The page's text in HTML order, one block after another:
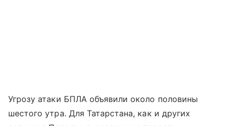
Угрозу атаки БПЛА объявили около половины
шестого утра. Для Татарстана, как и других